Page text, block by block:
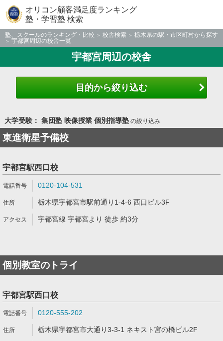
オリコン顧客満足度ランキング
塾・学習塾 検索
塾、スクールのランキング・比較 校舎検索
栃木県の駅・市区町村から探す
宇都宮周辺の校舎一覧
宇都宮周辺の校舎
目的から絞り込む
大学受験： 集団塾 映像授業 個別指導塾の絞り込み
東進衛星予備校
宇都宮駅西口校
0120-104-531
栃木県宇都宮市駅前通り1-4-6 西口ビル3F
宇都宮線 宇都宮より 徒歩 約3分
個別教室のトライ
宇都宮駅西口校
0120-555-202
栃木県宇都宮市大通り3-3-1 ネキスト宮の橋ビル2F